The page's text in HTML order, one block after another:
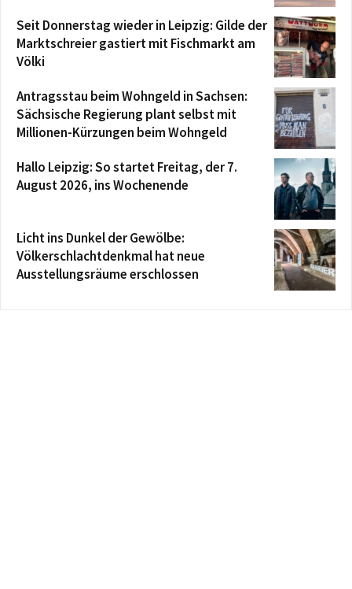
Seit Donnerstag wieder in Leipzig: Gilde der
Marktschreier gastiert mit Fischmarkt am
Völki
Antragsstau beim Wohngeld in Sachsen:
Sächsische Regierung plant selbst mit
Millionen-Kürzungen beim Wohngeld
Hallo Leipzig: So startet Freitag, der 7.
August 2026, ins Wochenende
Licht ins Dunkel der Gewölbe:
Völkerschlachtdenkmal hat neue
Ausstellungsräume erschlossen